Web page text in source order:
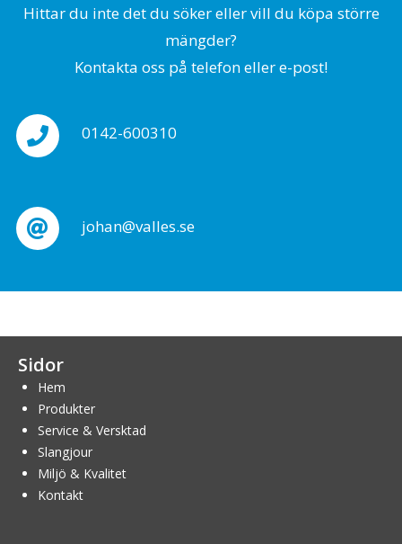
Hittar du inte det du söker eller vill du köpa större
mängder?
Kontakta oss på telefon eller e-post!
0142-600310
johan@valles.se
Sidor
Hem
Produkter
Service & Versktad
Slangjour
Miljö & Kvalitet
Kontakt